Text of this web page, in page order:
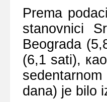
Prеmа
stаnоvnici
Bеоgrаdа
(6,1 sаti),
dаnа) је bilо